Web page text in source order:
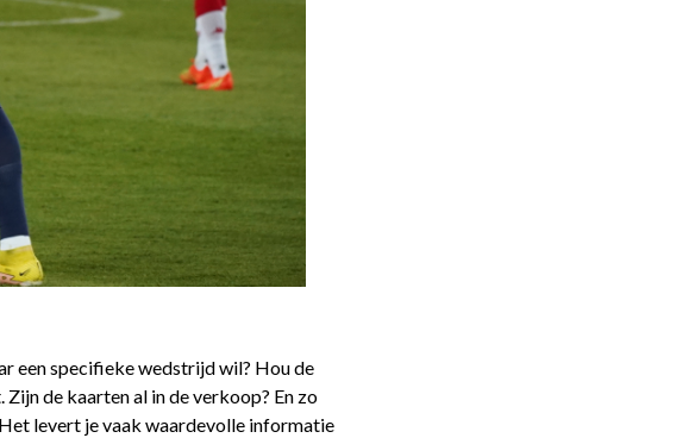
een specifieke wedstrijd wil? Hou de
de kaarten al in de verkoop? En zo
levert je vaak waardevolle informatie